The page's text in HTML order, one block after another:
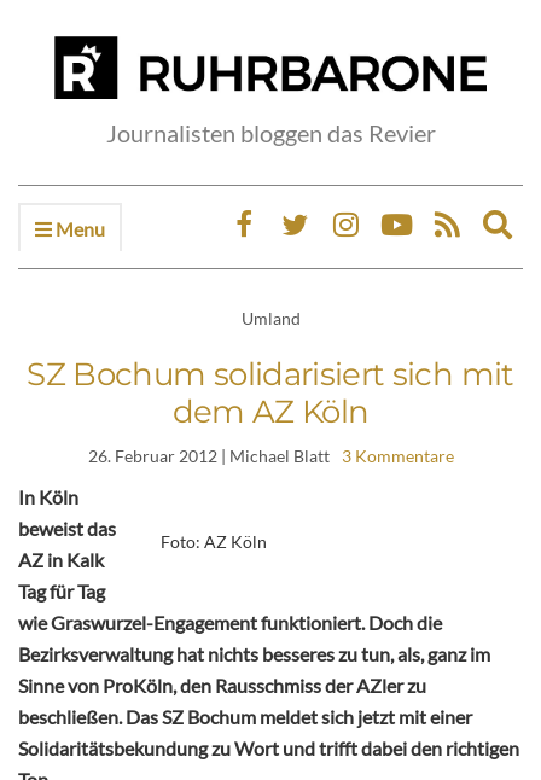
Journalisten bloggen das Revier
Menu
Umland
SZ Bochum solidarisiert sich mit
dem AZ Köln
26. Februar 2012| Michael Blatt 3 Kommentare
Foto: AZ Köln
In Köln
beweist das
AZ in Kalk
Tag für Tag
wie Graswurzel-Engagement funktioniert. Doch die
Bezirksverwaltung hat nichts besseres zu tun, als, ganz im
Sinne von ProKöln, den Rausschmiss der AZler zu
beschließen. Das SZ Bochum meldet sich jetzt mit einer
Solidaritätsbekundung zu Wort und trifft dabei den richtigen